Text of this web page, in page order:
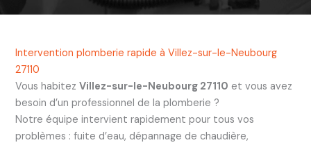
Intervention plomberie rapide à Villez-sur-le-Neubourg
27110
Vous habitez Villez-sur-le-Neubourg 27110 et vous avez
besoin d’un professionnel de la plomberie ?
Notre équipe intervient rapidement pour tous vos
problèmes : fuite d’eau, dépannage de chaudière,